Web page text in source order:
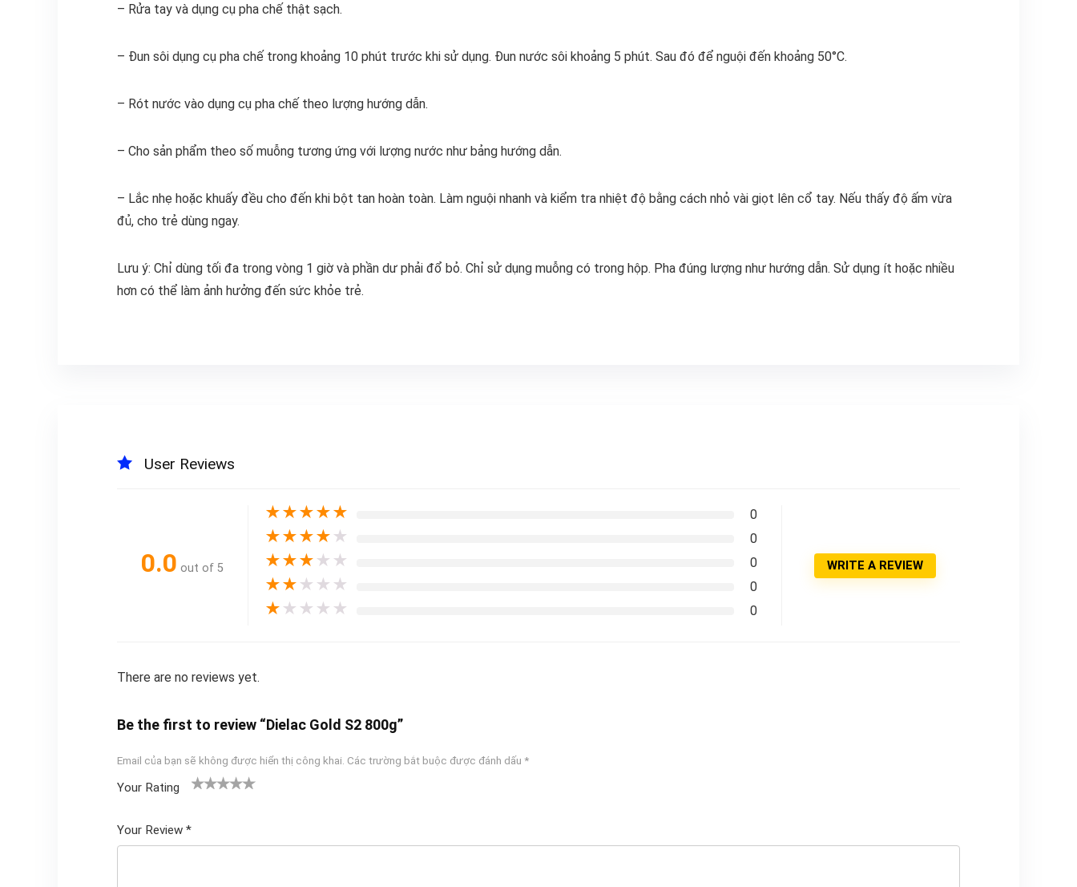
– Rửa tay và dụng cụ pha chế thật sạch.
– Đun sôi dụng cụ pha chế trong khoảng 10 phút trước khi sử dụng. Đun nước sôi khoảng 5 phút. Sau đó để nguội đến khoảng 50°C.
– Rót nước vào dụng cụ pha chế theo lượng hướng dẫn.
– Cho sản phẩm theo số muỗng tương ứng với lượng nước như bảng hướng dẫn.
– Lắc nhẹ hoặc khuấy đều cho đến khi bột tan hoàn toàn. Làm nguội nhanh và kiểm tra nhiệt độ bằng cách nhỏ vài giọt lên cổ tay. Nếu thấy độ ấm vừa
đủ, cho trẻ dùng ngay.
Lưu ý: Chỉ dùng tối đa trong vòng 1 giờ và phần dư phải đổ bỏ. Chỉ sử dụng muỗng có trong hộp. Pha đúng lượng như hướng dẫn. Sử dụng ít hoặc nhiều
hơn có thể làm ảnh hưởng đến sức khỏe trẻ.
User Reviews
0.0 out of 5
★★★★★ 0
★★★★ ★ 0
★★★ ★ ★ 0
★★ ★ ★ ★ 0
★ ★ ★ ★ ★ 0
WRITE A REVIEW
There are no reviews yet.
Be the first to review “Dielac Gold S2 800g”
Email của bạn sẽ không được hiển thị công khai. Các trường bắt buộc được đánh dấu *
Your Rating
ê
5
Your Review *